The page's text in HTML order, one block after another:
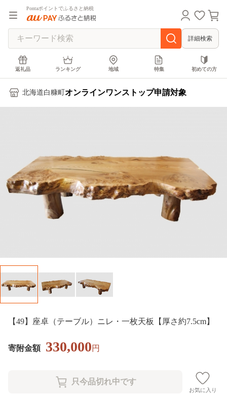
Pontaポイントでふるさと納税
詳細検索
返礼品 ランキング 地域 特集 初めての方
北海道白糠町 オンラインワンストップ申請対象
【49】座卓（テーブル）ニレ・一枚天板【厚さ約7.5cm】
寄附金額 330,000円
お気に入り